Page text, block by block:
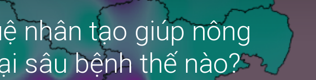
nhân tạo giúp nông
sâu bệnh thế nào?